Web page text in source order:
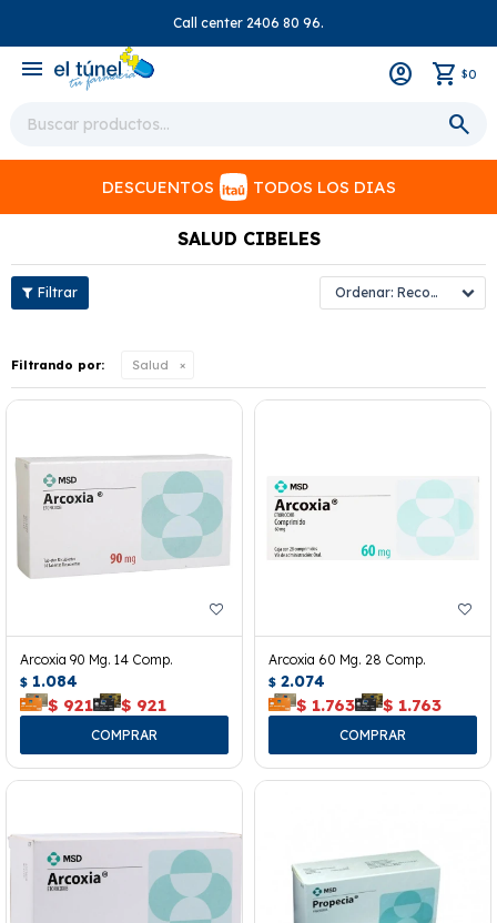
Call center 2406 80 96.
menu $0
DESCUENTOS TODOS LOS DIAS
SALUD CIBELES
Recomendados
Filtrando por: Salud
Arcoxia 90 Mg. 14 Comp.
$ 1.084
$ 921 $ 921
Arcoxia 60 Mg. 28 Comp.
$ 2.074
$ 1.763 $ 1.763
close